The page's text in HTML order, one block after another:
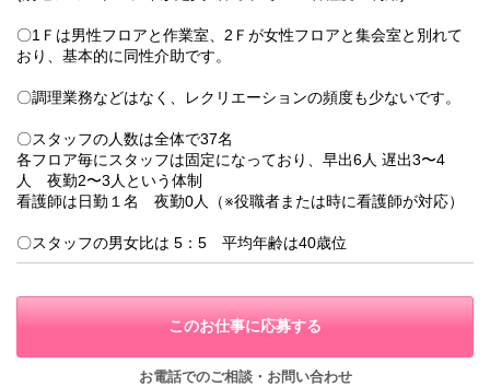
〇1Ｆは男性フロアと作業室、2Ｆが女性フロアと集会室と別れて
おり、基本的に同性介助です。
〇調理業務などはなく、レクリエーションの頻度も少ないです。
〇スタッフの人数は全体で37名
各フロア毎にスタッフは固定になっており、早出6人 遅出3〜4
人 夜勤2〜3人という体制
看護師は日勤１名 夜勤0人（※役職者または時に看護師が対応）
〇スタッフの男女比は 5：5 平均年齢は40歳位
このお仕事に応募する
お電話でのご相談・お問い合わせ